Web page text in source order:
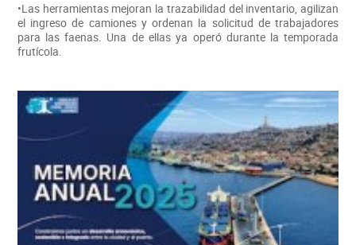
•Las herramientas mejoran la trazabilidad del inventario, agilizan
el ingreso de camiones y ordenan la solicitud de trabajadores
para las faenas. Una de ellas ya operó durante la temporada
frutícola.